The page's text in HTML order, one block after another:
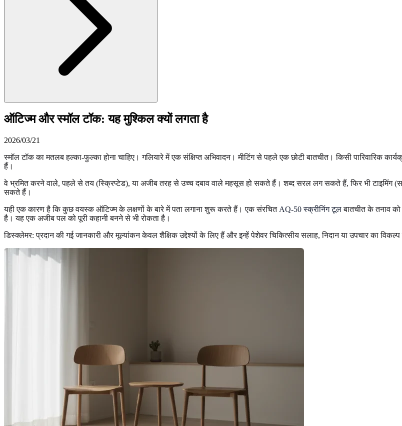
ऑटिज्म और स्मॉल टॉक: यह मुश्किल क्यों लगता है
2026/03/21
स्मॉल टॉक का मतलब हल्का-फुल्का होना चाहिए। गलियारे में एक संक्षिप्त अभिवादन। मीटिंग से पहले एक छोटी बातचीत। किसी पारिवारिक
हैं।
वे भ्रमित करने वाले, पहले से तय (स्क्रिप्टेड), या अजीब तरह से उच्च दबाव वाले महसूस हो सकते हैं। शब्द सरल लग सकते हैं, फिर भी टाइमिंग
सकते हैं।
यही एक कारण है कि कुछ वयस्क ऑटिज्म के लक्षणों के बारे में पता लगाना शुरू करते हैं। एक संरचित AQ-50 स्क्रीनिंग टूलबातचीत के तनाव
है। यह एक अजीब पल को पूरी कहानी बनने से भी रोकता है।
डिस्क्लेमर: प्रदान की गई जानकारी और मूल्यांकन केवल शैक्षिक उद्देश्यों के लिए हैं और इन्हें पेशेवर चिकित्सीय सलाह, निदान या उपचार का विकल्प